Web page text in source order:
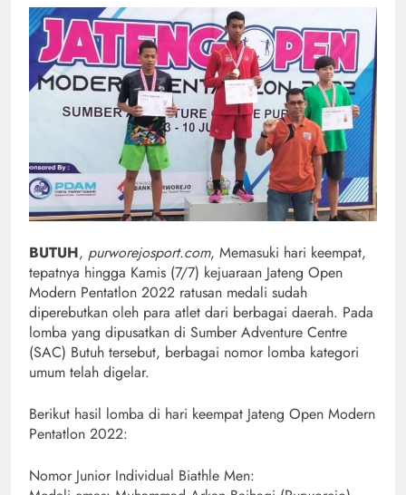
BUTUH, purworejosport.com, Memasuki hari keempat,
tepatnya hingga Kamis (7/7) kejuaraan Jateng Open
Modern Pentatlon 2022 ratusan medali sudah
diperebutkan oleh para atlet dari berbagai daerah. Pada
lomba yang dipusatkan di Sumber Adventure Centre
(SAC) Butuh tersebut, berbagai nomor lomba kategori
umum telah digelar.
Berikut hasil lomba di hari keempat Jateng Open Modern
Pentatlon 2022:
Nomor Junior Individual Biathle Men: